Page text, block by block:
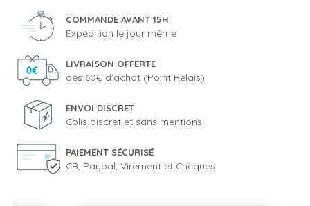
COMMANDE AVANT 15H
Expédition le jour même
LIVRAISON OFFERTE
dès 60€ d'achat (Point Relais)
ENVOI DISCRET
Colis discret et sans mentions
PAIEMENT SÉCURISÉ
CB, Paypal, Virement et Chèques